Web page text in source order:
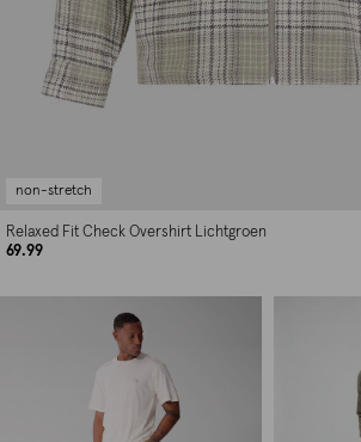
non-stretch
Relaxed Fit Check Overshirt Lichtgroen
69.99